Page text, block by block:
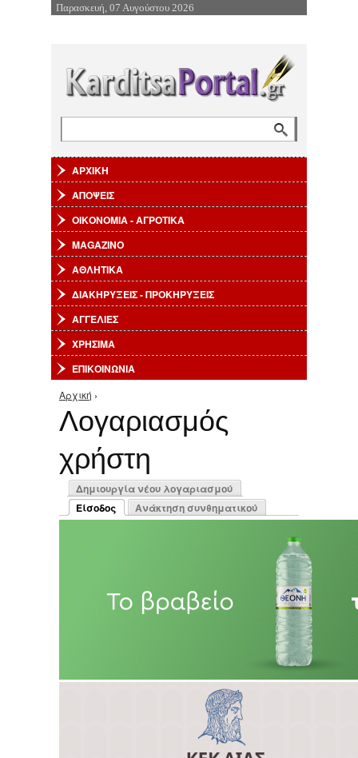
Επιστροφή στην Πλοήγηση
Παρασκευή, 07 Αυγούστου 2026
ΑΡΧΙΚΗ
ΑΠΟΨΕΙΣ
ΟΙΚΟΝΟΜΙΑ - ΑΓΡΟΤΙΚΑ
MAGAZINO
ΑΘΛΗΤΙΚΑ
ΔΙΑΚΗΡΥΞΕΙΣ - ΠΡΟΚΗΡΥΞΕΙΣ
ΑΓΓΕΛΙΕΣ
ΧΡΗΣΙΜΑ
ΕΠΙΚΟΙΝΩΝΙΑ
Είστε εδώ
Αρχική ›
Λογαριασμός
χρήστη
Πρωτεύουσες καρτέλες
Δημιουργία νέου λογαριασμού
Είσοδος
(ενεργή καρτέλα)
Ανάκτηση συνθηματικού